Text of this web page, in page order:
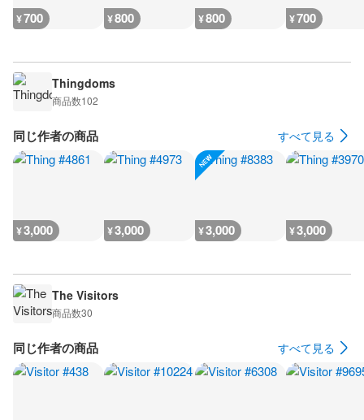
¥700 ¥800 ¥800 ¥700
Thingdoms
商品数102
同じ作者の商品 すべて見る
¥3,000 ¥3,000 ¥3,000 ¥3,000
The Visitors
商品数30
同じ作者の商品 すべて見る